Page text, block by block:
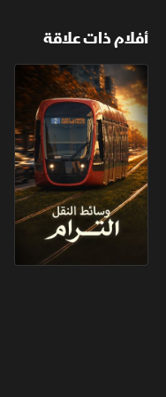
أفلام ذات علاقة
وسائط النقل.. الترام